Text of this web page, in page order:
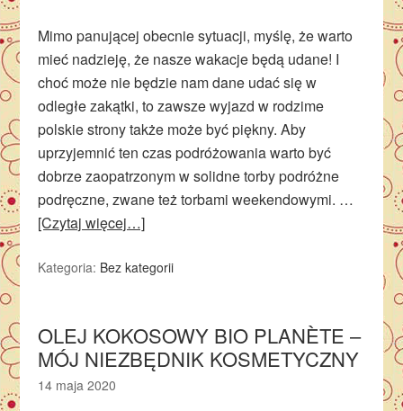
Mimo panującej obecnie sytuacji, myślę, że warto
mieć nadzieję, że nasze wakacje będą udane! I
choć może nie będzie nam dane udać się w
odległe zakątki, to zawsze wyjazd w rodzime
polskie strony także może być piękny. Aby
uprzyjemnić ten czas podróżowania warto być
dobrze zaopatrzonym w solidne torby podróżne
podręczne, zwane też torbami weekendowymi. …
[Czytaj więcej…]
Kategoria: Bez kategorii
OLEJ KOKOSOWY BIO PLANÈTE –
MÓJ NIEZBĘDNIK KOSMETYCZNY
14 maja 2020